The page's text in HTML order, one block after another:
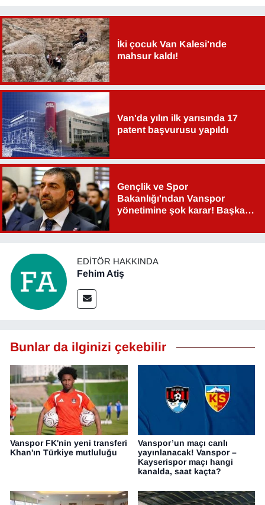
İki çocuk Van Kalesi'nde
mahsur kaldı!
Van'da yılın ilk yarısında 17
patent başvurusu yapıldı
Gençlik ve Spor
Bakanlığı'ndan Vanspor
yönetimine şok karar! Başkan
EDITÖR HAKKINDA
Fehim Atiş
Bunlar da ilginizi çekebilir
Vanspor FK'nin yeni transferi
Khan'ın Türkiye mutluluğu
Vanspor’un maçı canlı
yayınlanacak! Vanspor –
Kayserispor maçı hangi
kanalda, saat kaçta?